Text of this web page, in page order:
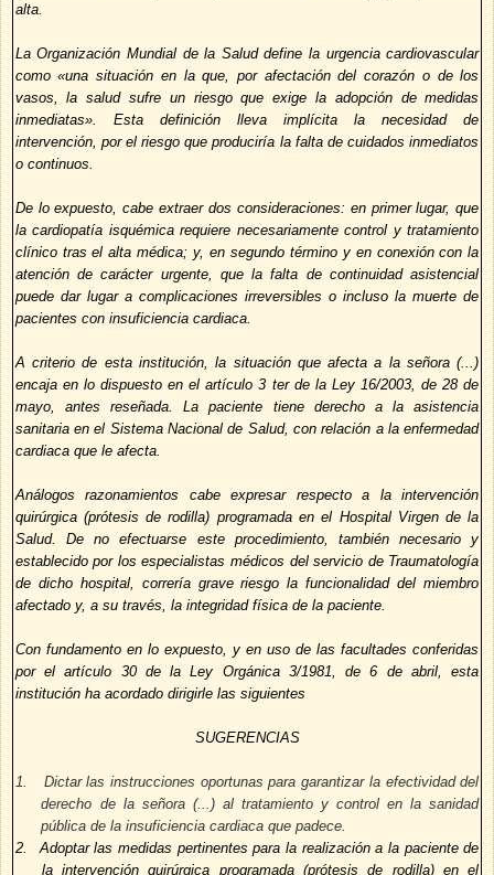
alta.
La Organización Mundial de la Salud define la urgencia cardiovascular
como «una situación en la que, por afectación del corazón o de los
vasos, la salud sufre un riesgo que exige la adopción de medidas
inmediatas». Esta definición lleva implícita la necesidad de
intervención, por el riesgo que produciría la falta de cuidados inmediatos
o continuos.
De lo expuesto, cabe extraer dos consideraciones: en primer lugar, que
la cardiopatía isquémica requiere necesariamente control y tratamiento
clínico tras el alta médica; y, en segundo término y en conexión con la
atención de carácter urgente, que la falta de continuidad asistencial
puede dar lugar a complicaciones irreversibles o incluso la muerte de
pacientes con insuficiencia cardiaca.
A criterio de esta institución, la situación que afecta a la señora (...)
encaja en lo dispuesto en el artículo 3 ter de la Ley 16/2003, de 28 de
mayo, antes reseñada. La paciente tiene derecho a la asistencia
sanitaria en el Sistema Nacional de Salud, con relación a la enfermedad
cardiaca que le afecta.
Análogos razonamientos cabe expresar respecto a la intervención
quirúrgica (prótesis de rodilla) programada en el Hospital Virgen de la
Salud. De no efectuarse este procedimiento, también necesario y
establecido por los especialistas médicos del servicio de Traumatología
de dicho hospital, correría grave riesgo la funcionalidad del miembro
afectado y, a su través, la integridad física de la paciente.
Con fundamento en lo expuesto, y en uso de las facultades conferidas
por el artículo 30 de la Ley Orgánica 3/1981, de 6 de abril, esta
institución ha acordado dirigirle las siguientes
SUGERENCIAS
1.
Dictar las instrucciones oportunas para garantizar la efectividad del
derecho de la señora (...) al tratamiento y control en la sanidad
pública de la insuficiencia cardiaca que padece.
2.
Adoptar las medidas pertinentes para la realización a la paciente de
la intervención quirúrgica programada (prótesis de rodilla) en el